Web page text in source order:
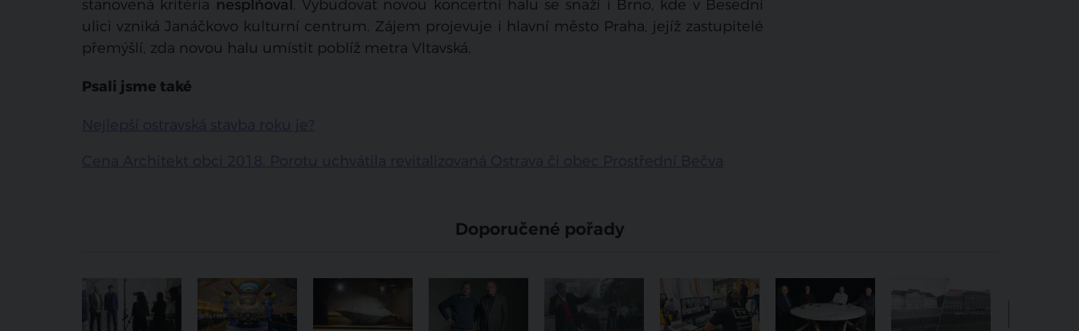
stanovená kritéria nesplňoval. Vybudovat novou koncertní halu se snaží i Brno, kde v Besední
ulici vzniká Janáčkovo kulturní centrum. Zájem projevuje i hlavní město Praha, jejíž zastupitelé
přemýšlí, zda novou halu umístit poblíž metra Vltavská.
Psali jsme také
Doporučené pořady